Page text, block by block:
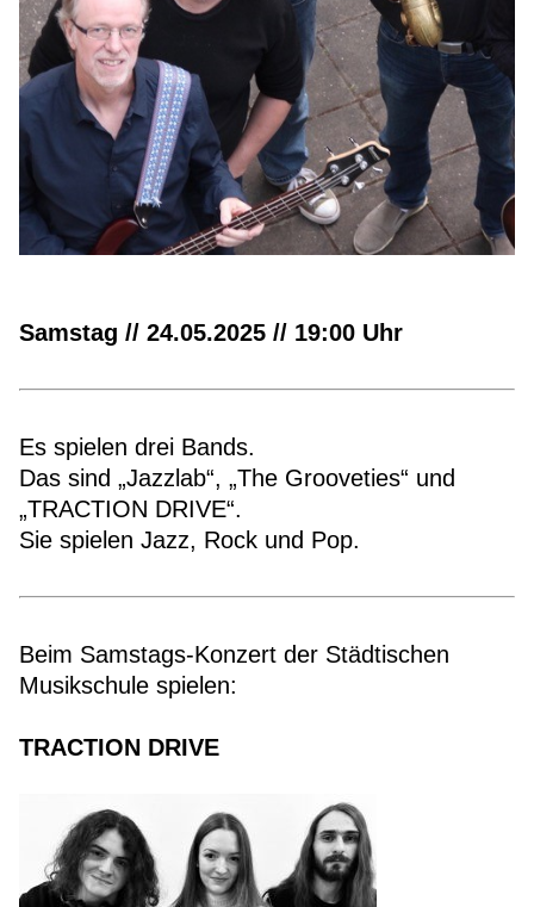
Samstag // 24.05.2025 // 19:00 Uhr
Es spielen drei Bands.
Das sind „Jazzlab“, „The Grooveties“ und
„TRACTION DRIVE“.
Sie spielen Jazz, Rock und Pop.
Beim Samstags-Konzert der Städtischen
Musikschule spielen:
TRACTION DRIVE